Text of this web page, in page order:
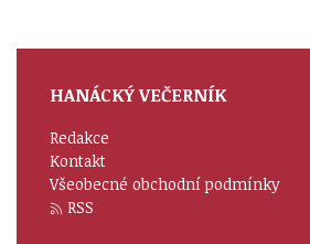
HANÁCKÝ VEČERNÍK
Redakce
Kontakt
Všeobecné obchodní podmínky
RSS